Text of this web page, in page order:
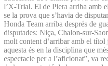
l’X-Trial. El de Piera arriba amb
se la prova que s’havia de
Honda Team arriba després de
disputades: Niça, Chalon-sur-
molt content d’arribar amb el
aquesta és en la disciplina que
espectacle per a l’aficionat”, va